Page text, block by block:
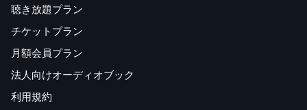
聴き放題プラン
チケットプラン
月額会員プラン
法人向けオーディオブック
利用規約